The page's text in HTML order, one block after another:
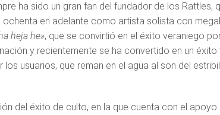
ha sido un gran fan del fundador de los Rattles,
en adelante como artista solista con
heja he», que se convirtió en el éxito veraniego
y recientemente se ha convertido en un éxito
usuarios, que reman en el agua al son del
del éxito de culto, en la que cuenta con el apoyo